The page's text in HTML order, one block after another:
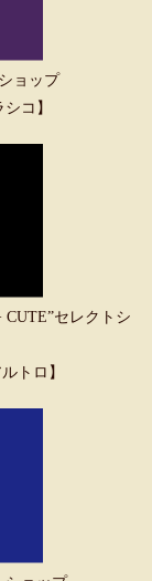
ョップ
コ】
セレクトシ
トロ】